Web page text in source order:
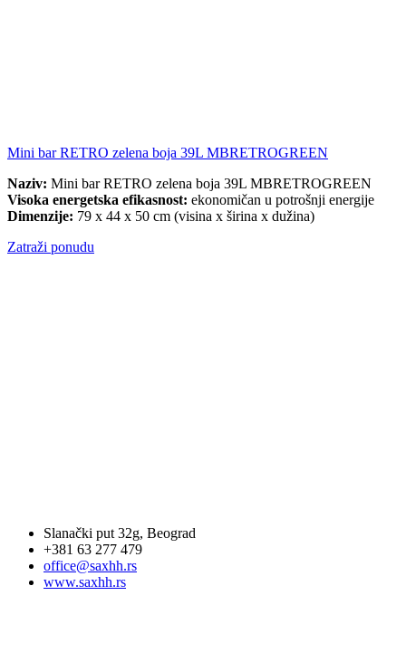
Mini bar RETRO zelena boja 39L MBRETROGREEN
Naziv: Mini bar RETRO zelena boja 39L MBRETROGREEN
Visoka energetska efikasnost: ekonomičan u potrošnji energije
Dimenzije: 79 x 44 x 50 cm (visina x širina x dužina)
Zatraži ponudu
Slanački put 32g, Beograd
+381 63 277 479
office@saxhh.rs
www.saxhh.rs